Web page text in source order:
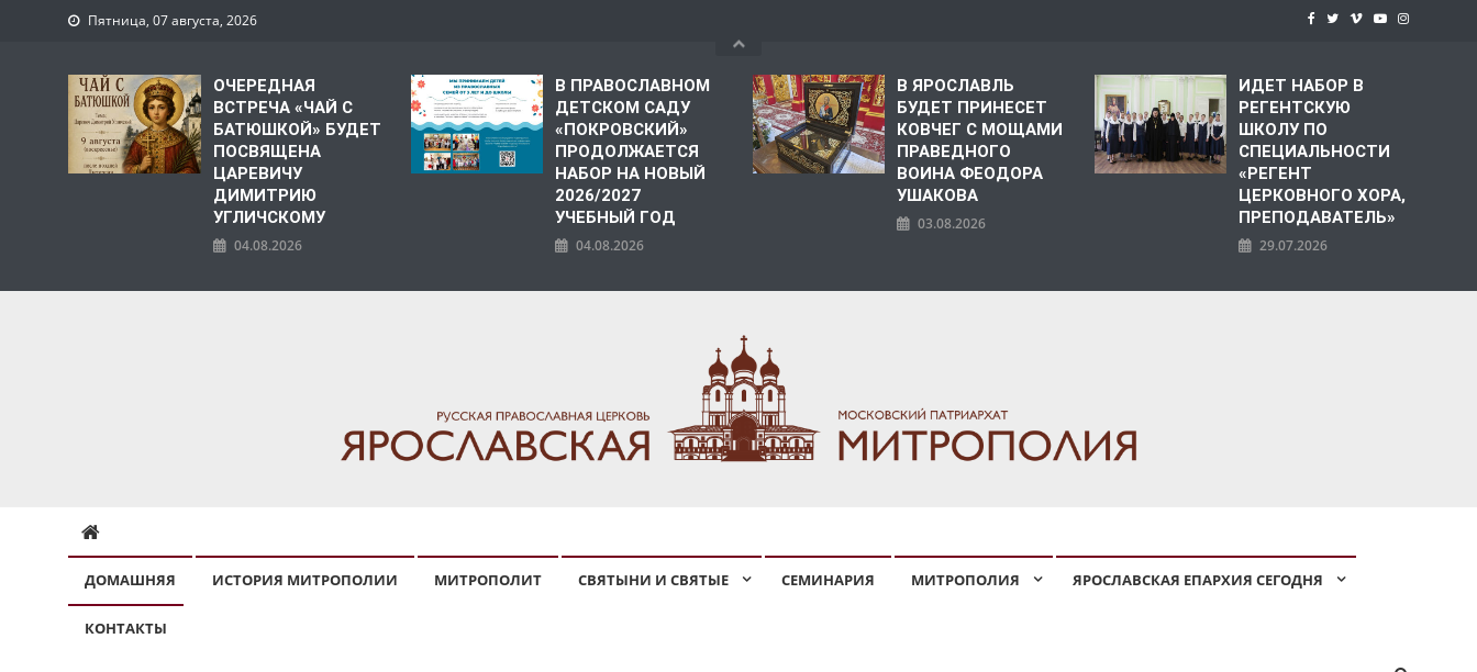
Пятница, 07 августа, 2026
ОЧЕРЕДНАЯ
ВСТРЕЧА «ЧАЙ С
БАТЮШКОЙ» БУДЕТ
ПОСВЯЩЕНА
ЦАРЕВИЧУ
ДИМИТРИЮ
УГЛИЧСКОМУ
04.08.2026
В ПРАВОСЛАВНОМ
ДЕТСКОМ САДУ
«ПОКРОВСКИЙ»
ПРОДОЛЖАЕТСЯ
НАБОР НА НОВЫЙ
2026/2027
УЧЕБНЫЙ ГОД
04.08.2026
В ЯРОСЛАВЛЬ
БУДЕТ ПРИНЕСЕТ
КОВЧЕГ С МОЩАМИ
ПРАВЕДНОГО
ВОИНА ФЕОДОРА
УШАКОВА
03.08.2026
ИДЕТ НАБОР В
РЕГЕНТСКУЮ
ШКОЛУ ПО
СПЕЦИАЛЬНОСТИ
«РЕГЕНТ
ЦЕРКОВНОГО ХОРА,
ПРЕПОДАВАТЕЛЬ»
29.07.2026
ДОМАШНЯЯ ИСТОРИЯ МИТРОПОЛИИ МИТРОПОЛИТ СВЯТЫНИ И СВЯТЫЕ СЕМИНАРИЯ МИТРОПОЛИЯ ЯРОСЛАВСКАЯ ЕПАРХИЯ СЕГОДНЯ
КОНТАКТЫ